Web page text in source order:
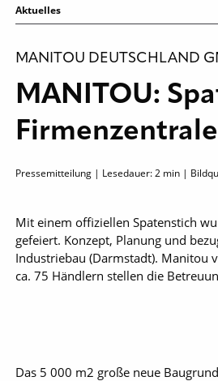
Aktuelles
MANITOU DEUTSCHLAND
MANITOU:
Firmenzentrale
Pressemitteilung | Lesedauer:2 min |
Mit einem offiziellen Spatenstich
gefeiert. Konzept, Planung und
Industriebau (Darmstadt). Manitou
ca. 75 Händlern stellen die
Das 5 000 m2 große neue